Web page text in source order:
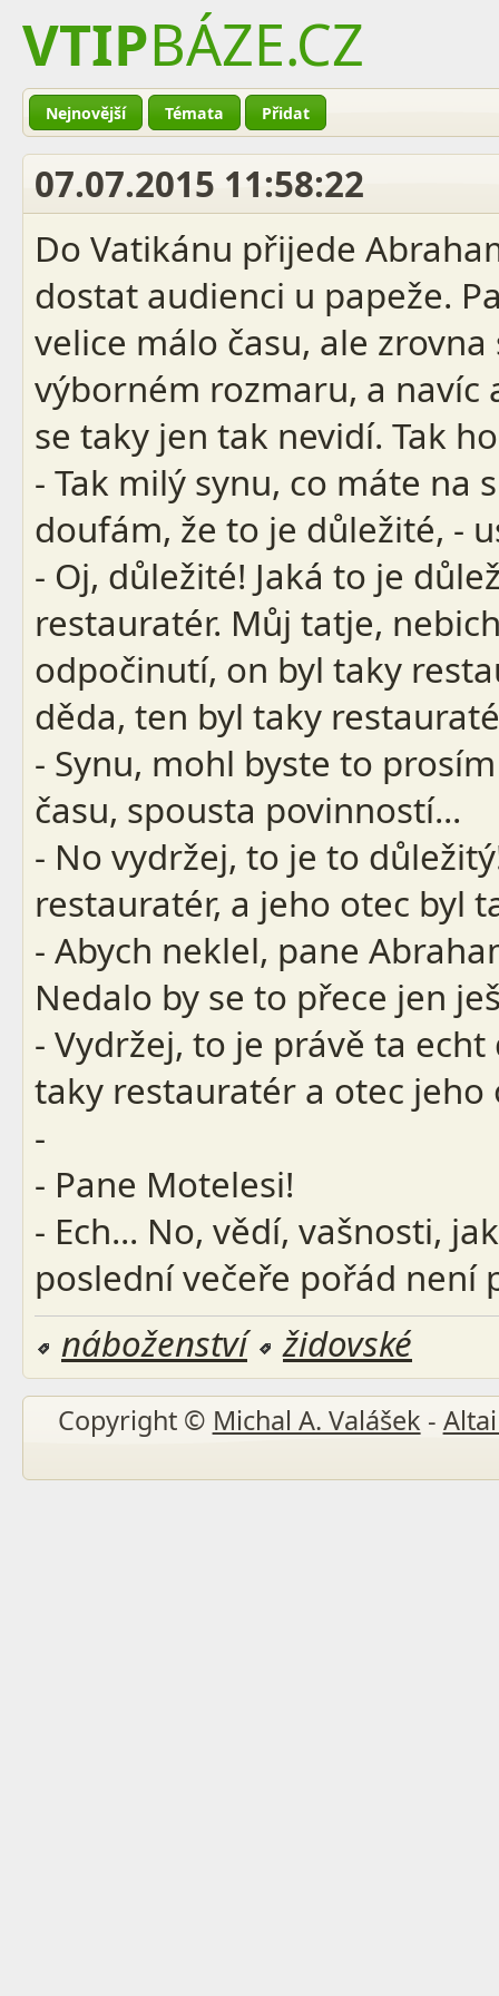
VTIPBÁZE.CZ
Nejnovější Témata Přidat
07.07.2015 11:58:22
Do Vatikánu přijede
dostat audienci u papeže.
velice málo času, ale
výborném rozmaru, a navíc
se taky jen tak nevidí. Tak
- Tak milý synu, co máte na
doufám, že to je důležité, -
- Oj, důležité! Jaká to je
restauratér. Můj tatje,
odpočinutí, on byl taky
děda, ten byl taky
- Synu, mohl byste to
času, spousta povinností...
- No vydržej, to je to
restauratér, a jeho otec byl
- Abych neklel, pane
Nedalo by se to přece jen
- Vydržej, to je právě ta
taky restauratér a otec jeho
-
- Pane Motelesi!
- Ech... No, vědí, vašnosti,
poslední večeře pořád není
náboženství
židovské
Copyright © Michal A. Valášek -